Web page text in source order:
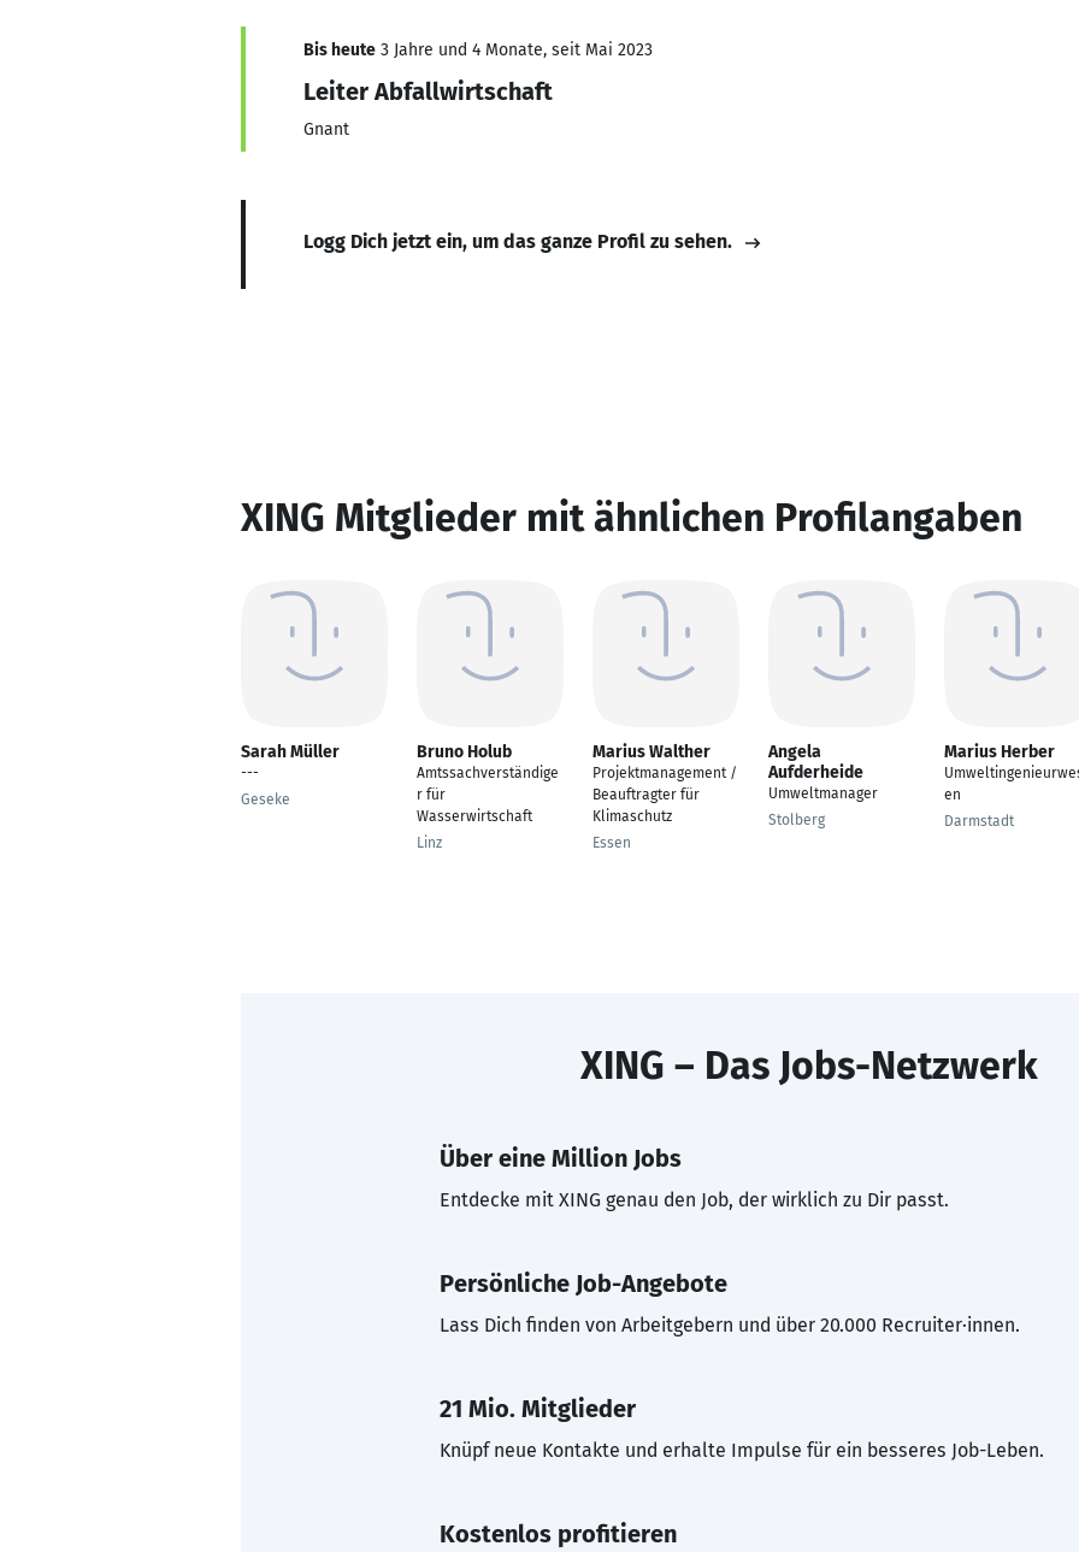
Bis heute 3 Jahre und 4 Monate, seit Mai 2023
Leiter Abfallwirtschaft
Gnant
Logg Dich jetzt ein, um das ganze Profil zu sehen.
XING Mitglieder mit ähnlichen Profilangaben
Sarah Müller
---
Geseke
Bruno Holub
Amtssachverständige
r für
Wasserwirtschaft
Linz
Marius Walther
Projektmanagement /
Beauftragter für
Klimaschutz
Essen
Angela
Aufderheide
Umweltmanager
Stolberg
Marius Herber
en
Darmstadt
XING – Das Jobs-Netzwerk
Über eine Million Jobs
Entdecke mit XING genau den Job, der wirklich zu Dir passt.
Persönliche Job-Angebote
Lass Dich finden von Arbeitgebern und über 20.000 Recruiter·innen.
21 Mio. Mitglieder
Knüpf neue Kontakte und erhalte Impulse für ein besseres Job-Leben.
Kostenlos profitieren